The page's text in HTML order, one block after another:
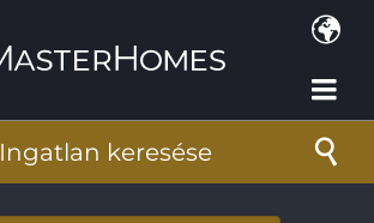
Ingatlan keresése